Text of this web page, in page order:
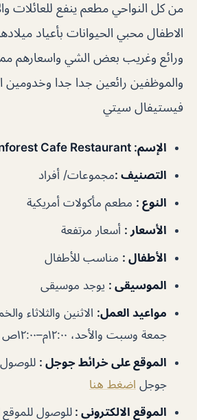
من كل النواحي مطعم ينفع للعائلات
الاطفال محبي الحيوانات بأعياد
ورائع وغريب بعض الشي واسعارهم
والموظفين رائعين جدا جدا وخدومين
فيستيفال سيتي
الإسم: Rainforest Cafe Restaurant دبي
التصنيف :مجموعات/ أفراد
النوع : مطعم مأكولات أمريكية
الأسعار : أسعار مرتفعة
الأطفال : مناسب للأطفال
الموسيقى : يوجد موسيقى
مواعيد العمل:
جمعة وسبت والأحد، ١٢:٠٠م–١٢:٠٠ص
الموقع على خرائط جوجل :
جوجل اضغط هنا
الموقع الالكتروني : للوصول للموقع